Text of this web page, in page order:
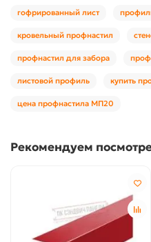
гофрированный лист
кровельный профнастил
профнастил для забора
листовой профиль купить
цена профнастила МП20
Рекомендуем